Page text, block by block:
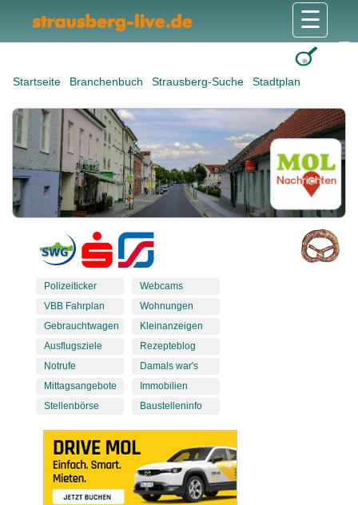
Startseite Branchenbuch Strausberg-Suche Stadtplan
☰
Polizeiticker
VBB Fahrplan
Gebrauchtwagen
Ausflugsziele
Notrufe
Mittagsangebote
Stellenbörse
Webcams
Wohnungen
Kleinanzeigen
Rezepteblog
Damals war's
Immobilien
Baustelleninfo